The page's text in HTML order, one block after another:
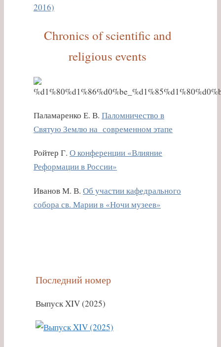
2016)
Chronics of scientific and
religious events
Паламаренко Е. В. Паломничество в
Святую Землю на современном этапе
Ройтер Г. О конференции «Влияние
Реформации в России»
Иванов М. В. Об участии кафедрального
собора св. Марии в «Ночи музеев»
Последний номер
Выпуск XIV (2025)